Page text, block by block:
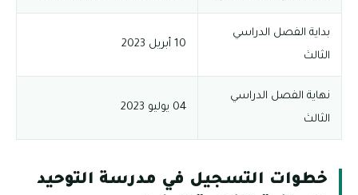
بداية الفصل الدراسي
الثالث
10 أبريل 2023
نهاية الفصل الدراسي
الثالث
04 يوليو 2023
خطوات التسجيل في مدرسة التوحيد